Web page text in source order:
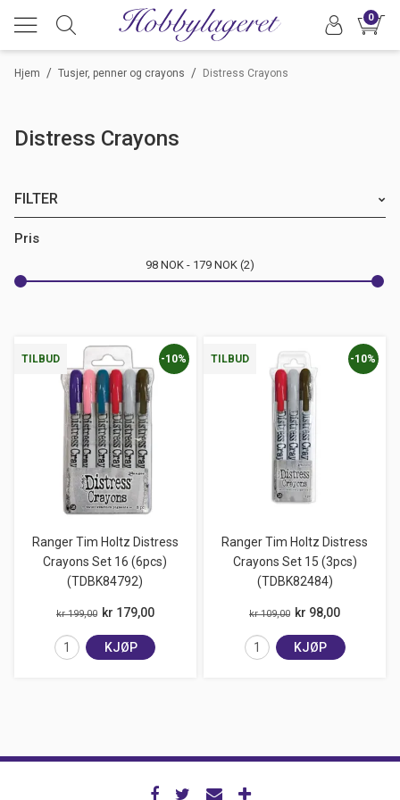
0
/
Hjem /
Tusjer, penner og crayons Distress Crayons
Distress Crayons
FILTER
Merke
Pris
98 NOK 179 NOK 2
TILBUD
Ranger Tim Holtz Distress
Crayons Set 16 (6pcs)
(TDBK84792)
-10%
kr 199,00 kr 179,00
KJØP
TILBUD
Ranger Tim Holtz Distress
Crayons Set 15 (3pcs)
(TDBK82484)
-10%
kr 109,00 kr 98,00
KJØP